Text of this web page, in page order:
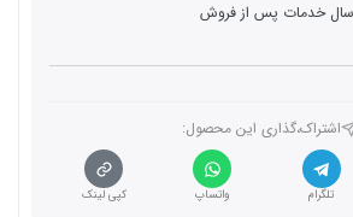
اشتراک،گذاری این محصول‌:
تلگرام واتساپ کپی لینک